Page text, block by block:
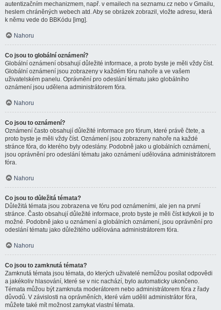
autentizačním mechanizmem, např. v emailech na seznamu.cz nebo v Gmailu,
heslem chráněných webech atd. Aby se obrázek zobrazil, vložte adresu, která
k němu vede do BBKódu [img].
Nahoru
Co jsou to globální oznámení?
Globální oznámení obsahují důležité informace, a proto byste je měli vždy číst.
Globální oznámení jsou zobrazeny v každém fóru nahoře a ve vašem
uživatelském panelu. Oprávnění pro odeslání tématu jako globálního
oznámení jsou udělena administrátorem fóra.
Nahoru
Co jsou to oznámení?
Oznámení často obsahují důležité informace pro fórum, které právě čtete, a
proto byste je měli vždy číst. Oznámení jsou zobrazeny nahoře na každé
stránce fóra, do kterého byly odeslány. Podobně jako u globálních oznámení,
jsou oprávnění pro odeslání tématu jako oznámení udělována administrátorem
fóra.
Nahoru
Co jsou to důležitá témata?
Důležitá témata jsou zobrazena ve fóru pod oznámeními, ale jen na první
stránce. Často obsahují důležité informace, proto byste je měli číst kdykoli je to
možné. Podobně jako u oznámení a globálních oznámení, jsou oprávnění pro
odeslání tématu jako důležitého udělována administrátorem fóra.
Nahoru
Co jsou to zamknutá témata?
Zamknutá témata jsou témata, do kterých uživatelé nemůžou posílat odpovědi
a jakékoliv hlasování, které se v nic nachází, bylo automaticky ukončeno.
Témata můžou být zamknuta moderátorem nebo administrátorem fóra z řady
důvodů. V závislosti na oprávněních, které vám udělil administrátor fóra,
můžete také mít možnost zamykat vlastní témata.